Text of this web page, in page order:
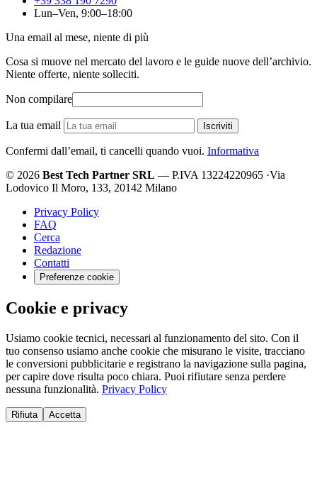
Lun–Ven, 9:00–18:00
Una email al mese, niente di più
Cosa si muove nel mercato del lavoro e le guide nuove dell’archivio.
Niente offerte, niente solleciti.
Non compilare
La tua email Iscriviti
Confermi dall’email, ti cancelli quando vuoi. Informativa
© 2026 Best Tech Partner SRL — P.IVA 13224220965 ·Via
Lodovico Il Moro, 133, 20142 Milano
Privacy Policy
FAQ
Cerca
Redazione
Contatti
Preferenze cookie
Cookie e privacy
Usiamo cookie tecnici, necessari al funzionamento del sito. Con il
tuo consenso usiamo anche cookie che misurano le visite, tracciano
le conversioni pubblicitarie e registrano la navigazione sulla pagina,
per capire dove risulta poco chiara. Puoi rifiutare senza perdere
nessuna funzionalità. Privacy Policy
Rifiuta Accetta